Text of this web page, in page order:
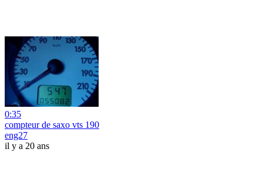
0:35
compteur de saxo vts 190
eng27
il y a 20 ans